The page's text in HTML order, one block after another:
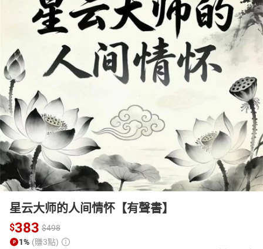
男裝 化妝保養 情趣用品
日本購物
星云大师的人间情怀【有聲書】
$383 $498
1% (賺3點)